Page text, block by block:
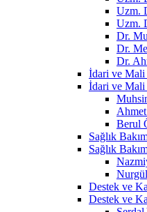
Uzm.
Uzm.
Dr.
Dr.
Dr.
İdari ve
İdari ve Mali
Berul
Sağlık
Sağlık
Destek ve
Destek ve